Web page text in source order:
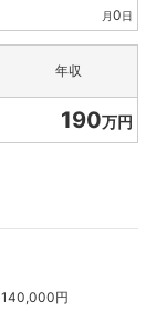
月0日
年収
190万円
140,000円